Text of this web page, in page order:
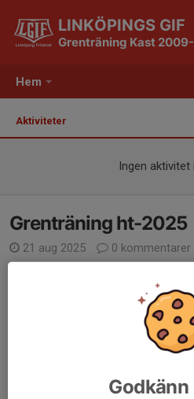
Hem
LINKÖPINGS GIF
Grenträning Kast
Aktiviteter
Ingen aktivitet
Grenträning ht-2025
21 aug 2025
0 kommentarer
I september-oktober planerar vi att
grenträning för aktiva i åldern